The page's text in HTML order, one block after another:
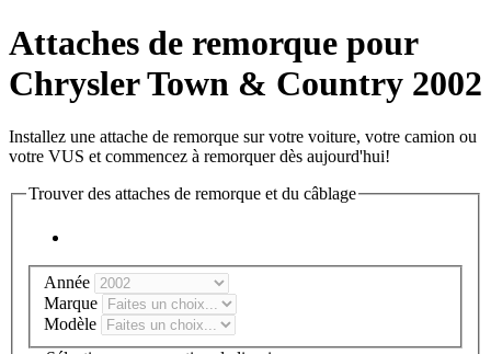
Attaches de remorque pour
Chrysler Town & Country 2002
Installez une attache de remorque sur votre voiture, votre camion ou
votre VUS et commencez à remorquer dès aujourd'hui!
Trouver des attaches de remorque et du câblage
Année
Marque
Modèle